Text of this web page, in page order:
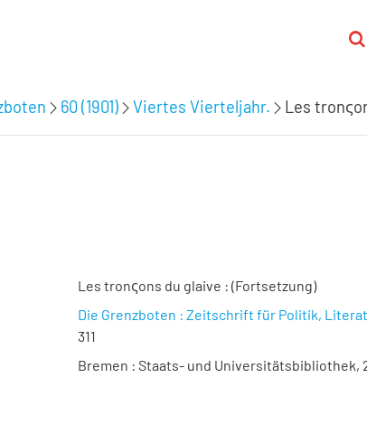
60 (1901) Viertes Vierteljahr. Les
Les tronςons du glaive : (Fortsetzung)
Die Grenzboten : Zeitschrift für Politik,
311
Bremen : Staats- und Universitätsbibliothek,